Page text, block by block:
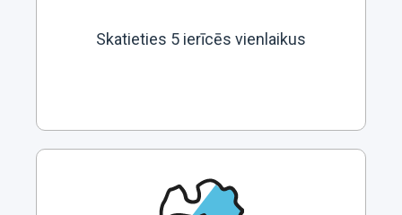
Skatieties 5 ierīcēs vienlaikus